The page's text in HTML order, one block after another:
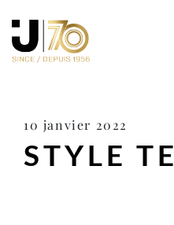
10 janvier 2022
STYLE